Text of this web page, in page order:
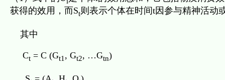
获得的效用，而St则表示个体在时间t因参与精神活动
其中
Ct= C (Gt1 , Gt2, …Gtn) （2